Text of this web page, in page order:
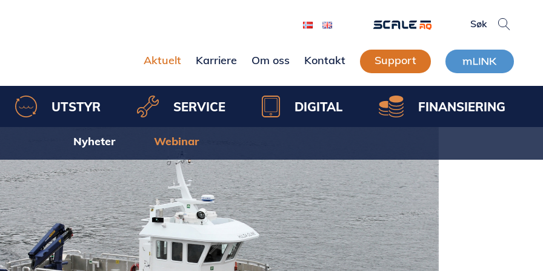
Aktuelt
Karriere Om oss Kontakt Support
UTSTYR SERVICE DIGITAL FINANSIERING
Nyheter Webinar